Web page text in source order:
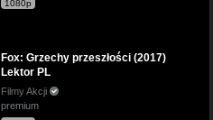
1080p
Fox: Grzechy przeszłości (2017)
Lektor PL
Filmy Akcji
premium